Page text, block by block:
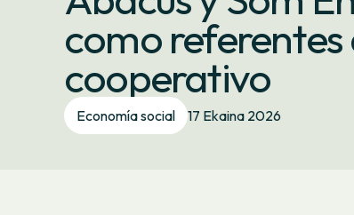
como
cooperativo
Economía social 17 Ekaina 2026